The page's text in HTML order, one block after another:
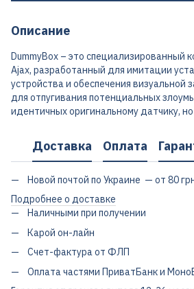
Описание
DummyBox – это специализированный
Ajax, разработанный для имитации
устройства и обеспечения визуальной
для отпугивания потенциальных
идентичных оригинальному датчику,
Доставка Оплата
Новой почтой по Украине — от 80
Подробнее о доставке
Наличными при получении
Карой он-лайн
Счет-фактура от ФЛП
Оплата частями ПриватБанк и